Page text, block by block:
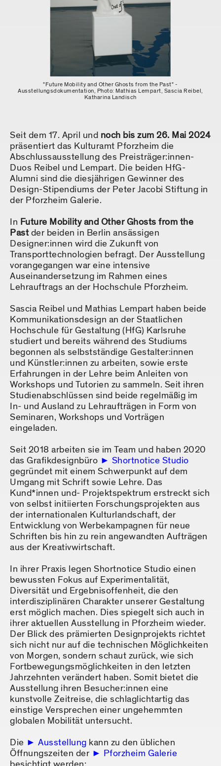
"Future Mobility and Other Ghosts from the Past" -
Ausstellungsdokumentation, Photo: Mathias Lempart, Sascia Reibel,
Katharina Landisch
Seit dem 17. April und noch bis zum 26. Mai 2024
präsentiert das Kulturamt Pforzheim die
Abschlussausstellung des Preisträger:innen-
Duos Reibel und Lempart. Die beiden HfG-
Alumni sind die diesjährigen Gewinner des
Design-Stipendiums der Peter Jacobi Stiftung in
der Pforzheim Galerie.
In Future Mobility and Other Ghosts from the
Pastder beiden in Berlin ansässigen
Designer:innen wird die Zukunft von
Transporttechnologien befragt. Der Ausstellung
vorangegangen war eine intensive
Auseinandersetzung im Rahmen eines
Lehrauftrags an der Hochschule Pforzheim.
Sascia Reibel und Mathias Lempart haben beide
Kommunikationsdesign an der Staatlichen
Hochschule für Gestaltung (HfG) Karlsruhe
studiert und bereits während des Studiums
begonnen als selbstständige Gestalter:innen
und Künstler:innen zu arbeiten, sowie erste
Erfahrungen in der Lehre beim Anleiten von
Workshops und Tutorien zu sammeln. Seit ihren
Studienabschlüssen sind beide regelmäßig im
In- und Ausland zu Lehraufträgen in Form von
Seminaren, Workshops und Vorträgen
eingeladen.
Seit 2018 arbeiten sie im Team und haben 2020
das Grafikdesignbüro
Shortnotice Studio
gegründet mit einem Schwerpunkt auf dem
Umgang mit Schrift sowie Lehre. Das
Kund*innen und- Projektspektrum erstreckt sich
von selbst initiierten Forschungsprojekten aus
der internationalen Kulturlandschaft, der
Entwicklung von Werbekampagnen für neue
Schriften bis hin zu rein angewandten Aufträgen
aus der Kreativwirtschaft.
In ihrer Praxis legen Shortnotice Studio einen
bewussten Fokus auf Experimentalität,
Diversität und Ergebnisoffenheit, die den
interdisziplinären Charakter unserer Gestaltung
erst möglich machen. Dies spiegelt sich auch in
ihrer aktuellen Ausstellung in Pforzheim wieder.
Der Blick des prämierten Designprojekts richtet
sich nicht nur auf die technischen Möglichkeiten
von Morgen, sondern schaut zurück, wie sich
Fortbewegungsmöglichkeiten in den letzten
Jahrzehnten verändert haben. Somit bietet die
Ausstellung ihren Besucher:innen eine
kunstvolle Zeitreise, die schlaglichtartig das
einstige Versprechen einer ungehemmten
globalen Mobilität untersucht.
Die
Ausstellung kann zu den üblichen
Öffnungszeiten der
Pforzheim Galerie